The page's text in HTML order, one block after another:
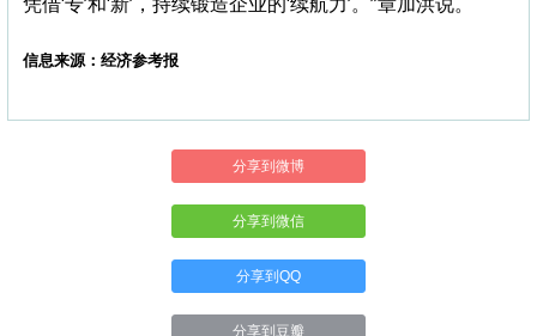
信息来源：经济参考报
分享到微博
分享到微信
分享到QQ
分享到豆瓣